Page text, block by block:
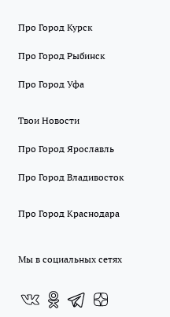
Про Город Курск
Про Город Рыбинск
Про Город Уфа
Твои Новости
Про Город Ярославль
Про Город Владивосток
Про Город Краснодара
Мы в социальных сетях